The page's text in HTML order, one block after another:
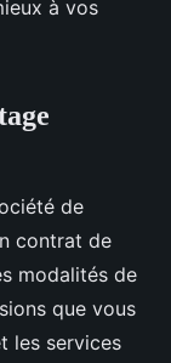
à vos
de
contrat de
modalités de
que vous
les services